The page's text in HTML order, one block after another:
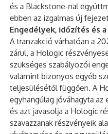
és a Blackstone-nal
ebben az izgalmas új
Engedélyek, időzítés és
A tranzakció várhatóan a
zárul, a Hologic
szükséges szabályozói
valamint bizonyos egyéb
teljesülésétől függően. A
egyhangúlag jóváhagyta
és azt javasolja a Hologic
szavazzanak részvényeik